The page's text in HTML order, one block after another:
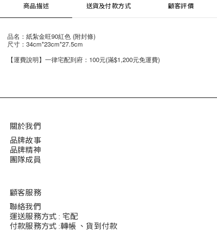
商品描述 送貨及付款方式 顧客評價
品名：紙紮金旺90紅色 (附封條)
尺寸：34cm*23cm*27.5cm
【運費說明】一律宅配到府：100元(滿$1,200元免運費)
關於我們
品牌故事
品牌精神
團隊成員
顧客服務
聯絡我們
運送服務方式 : 宅配
付款服務方式 :轉帳 、貨到付款